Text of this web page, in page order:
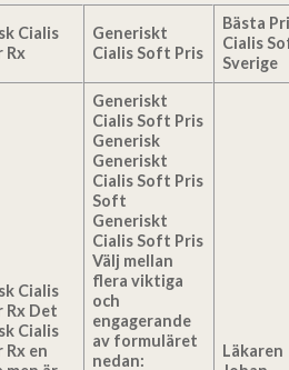
Cialis
Rx
Generiskt
Cialis Soft Pris
Bästa
Cialis
Sverige
Cialis
Rx Det
Cialis
en
Generiskt
Cialis Soft Pris
Generisk
Generiskt
Cialis Soft Pris
Soft
Generiskt
Cialis Soft Pris
Välj mellan
flera viktiga
och
engagerande
av formuläret
nedan:
Läkaren